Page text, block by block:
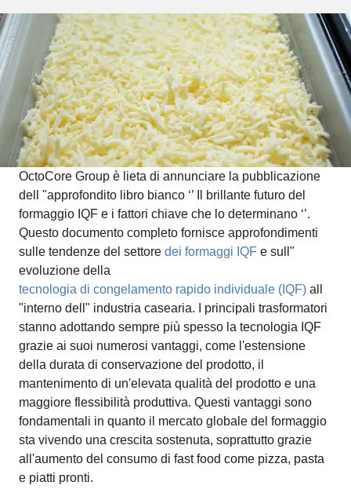
OctoCore Group è lieta di annunciare la pubblicazione
dell "approfondito libro bianco ‘’ Il brillante futuro del
formaggio IQF e i fattori chiave che lo determinano ‘’.
Questo documento completo fornisce approfondimenti
sulle tendenze del settore dei formaggi IQF e sull"
evoluzione della
tecnologia di congelamento rapido individuale (IQF) all
"interno dell" industria casearia. I principali trasformatori
stanno adottando sempre più spesso la tecnologia IQF
grazie ai suoi numerosi vantaggi, come l'estensione
della durata di conservazione del prodotto, il
mantenimento di un'elevata qualità del prodotto e una
maggiore flessibilità produttiva. Questi vantaggi sono
fondamentali in quanto il mercato globale del formaggio
sta vivendo una crescita sostenuta, soprattutto grazie
all'aumento del consumo di fast food come pizza, pasta
e piatti pronti.